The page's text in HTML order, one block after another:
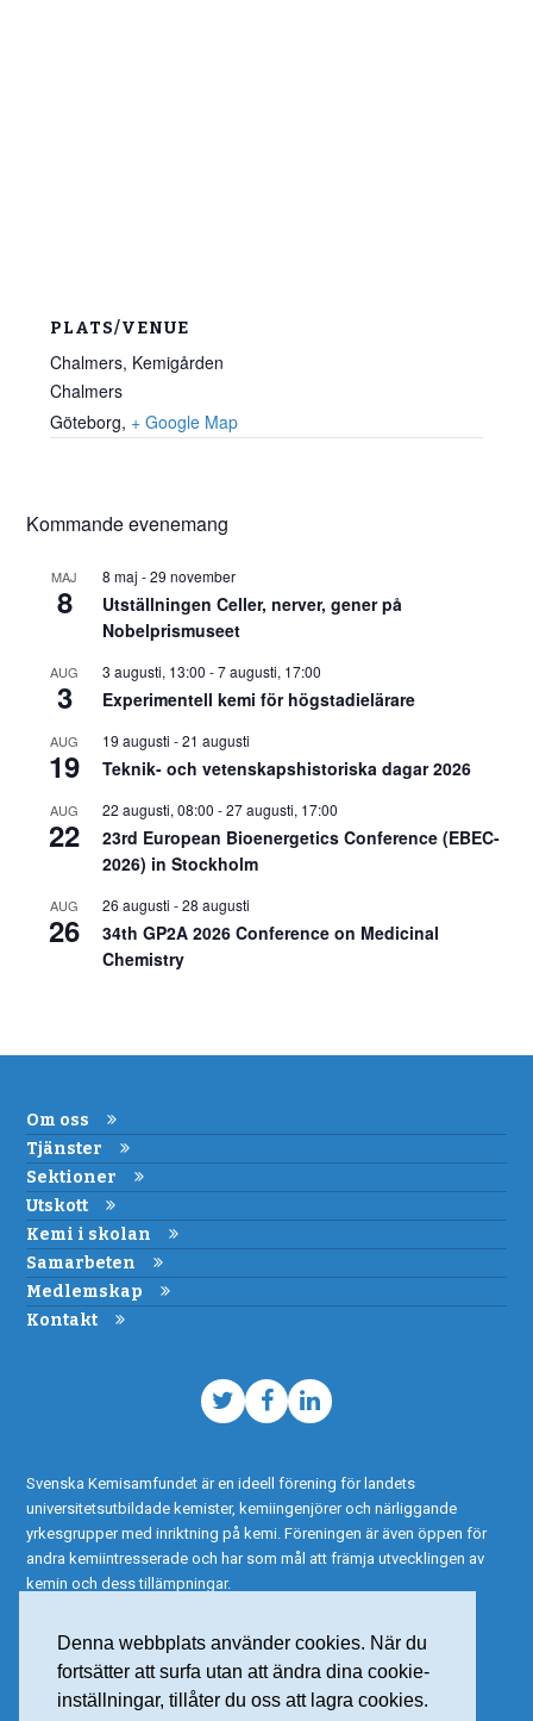
Denna webbplats använder cookies. När du
fortsätter att surfa utan att ändra dina cookie-
inställningar, tillåter du oss att lagra cookies.
PLATS/VENUE
Chalmers, Kemigården
Chalmers
Göteborg, + Google Map
Kommande evenemang
MAJ
8
8 maj -29 november
Utställningen Celler, nerver, gener på
Nobelprismuseet
AUG
3
3 augusti, 13:00 -7 augusti, 17:00
Experimentell kemi för högstadielärare
AUG
19
19 augusti -21 augusti
Teknik- och vetenskapshistoriska dagar 2026
AUG
22
22 augusti, 08:00 -27 augusti, 17:00
23rd European Bioenergetics Conference (EBEC-
2026) in Stockholm
AUG
26
26 augusti -28 augusti
34th GP2A 2026 Conference on Medicinal
Chemistry
Om oss
Tjänster
Sektioner
Utskott
Kemi i skolan
Samarbeten
Medlemskap
Kontakt
TwitterFacebook
LinkedIn
Svenska Kemisamfundet är en ideell förening för landets
universitetsutbildade kemister, kemiingenjörer och närliggande
yrkesgrupper med inriktning på kemi. Föreningen är även öppen för
andra kemiintresserade och har som mål att främja utvecklingen av
kemin och dess tillämpningar.